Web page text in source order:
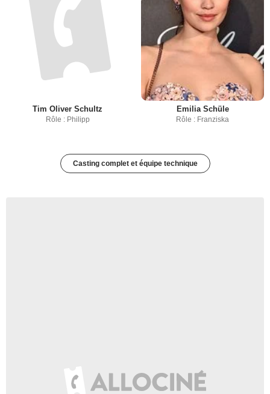
Tim Oliver Schultz
Rôle : Philipp
Emilia Schüle
Rôle : Franziska
Casting complet et équipe technique